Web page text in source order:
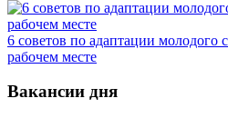
6 советов по адаптации молодого
рабочем месте
Вакансии дня